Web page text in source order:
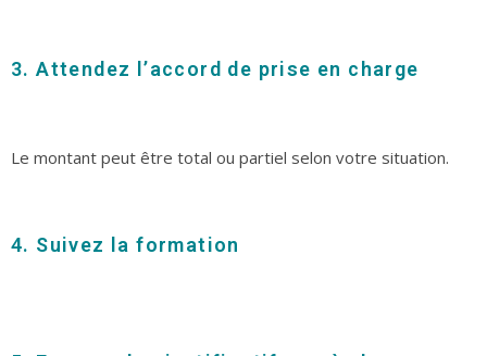
3. Attendez l’accord de prise en charge
Le montant peut être total ou partiel selon votre situation.
4. Suivez la formation